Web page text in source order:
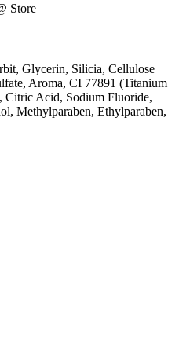
Store
Glycerin, Silicia, Cellulose
Aroma, CI 77891 (Titanium
Acid, Sodium Fluoride,
Methylparaben, Ethylparaben,